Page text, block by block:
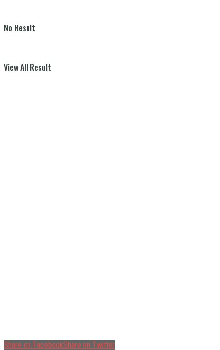
No Result
View All Result
Share on FacebookShare on Twitter